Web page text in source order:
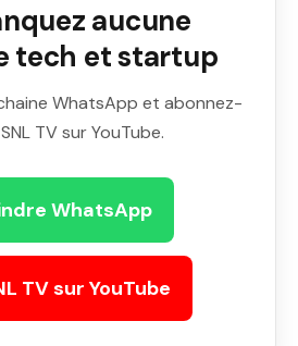
aucune
tech et startup
WhatsApp et abonnez-
TV sur YouTube.
WhatsApp
TV sur YouTube